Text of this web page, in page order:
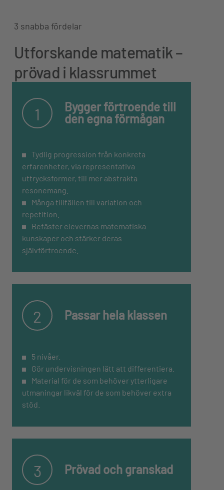
3 snabba fördelar
Utforskande matematik –
prövad i klassrummet
1
Bygger förtroende till
den egna förmågan
Tydlig progression från konkreta
erfarenheter, via representativa
uttrycksformer, till mer abstrakta
resonemang.
Många tillfällen till variation och
repetition.
Befäster elevernas matematiska
kunskaper och stärker deras
självförtroende.
2 Passar hela klassen
5 nivåer.
Gör undervisningen lätt att differentiera.
Material för de som behöver ytterligare
utmaningar likväl för de som behöver extra
stöd.
3 Prövad och granskad